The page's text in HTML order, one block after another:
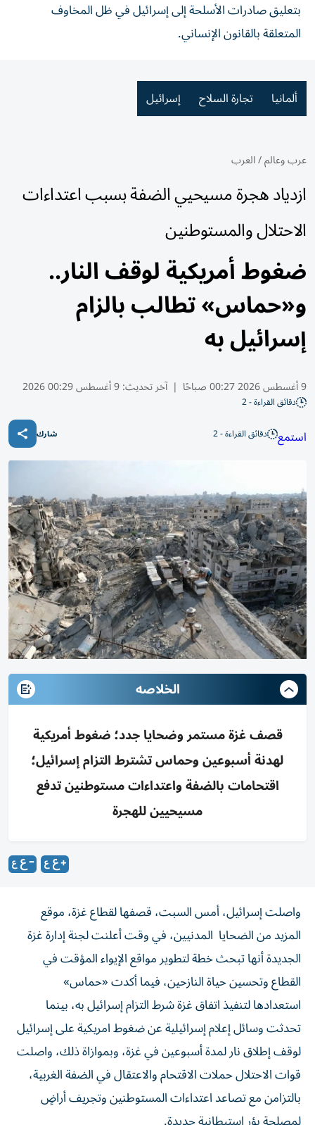
بتعليق صادرات الأسلحة إلى إسرائيل في ظل المخاوف
المتعلقة بالقانون الإنساني.
ألمانيا تجارة السلاح إسرائيل
عرب وعالم/العرب
ازدياد هجرة مسيحيي الضفة بسبب اعتداءات
الاحتلال والمستوطنين
ضغوط أمريكية لوقف النار..
و«حماس» تطالب بالزام
إسرائيل به
9 أغسطس 2026 00:27 صباحًا | آخر تحديث:9 أغسطس 00:29 2026
دقائق القراءة - 2
استمع دقائق القراءة - 2 شارك
الخلاصه
قصف غزة مستمر وضحايا جدد؛ ضغوط أمريكية
لهدنة أسبوعين وحماس تشترط التزام إسرائيل؛
اقتحامات بالضفة واعتداءات مستوطنين تدفع
مسيحيين للهجرة
واصلت إسرائيل، أمس السبت، قصفها لقطاع غزة، موقع
المزيد من الضحايا المدنيين، في وقت أعلنت لجنة إدارة غزة
الجديدة أنها تبحث خطة لتطوير مواقع الإيواء المؤقت في
القطاع وتحسين حياة النازحين، فيما أكدت «حماس»
استعدادها لتنفيذ اتفاق غزة شرط التزام إسرائيل به، بينما
تحدثت وسائل إعلام إسرائيلية عن ضغوط امريكية على إسرائيل
لوقف إطلاق نار لمدة أسبوعين في غزة، وبموازاة ذلك، واصلت
قوات الاحتلال حملات الاقتحام والاعتقال في الضفة الغربية،
بالتزامن مع تصاعد اعتداءات المستوطنين وتجريف أراضٍ